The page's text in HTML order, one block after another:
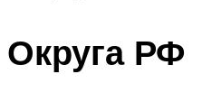
Округа РФ